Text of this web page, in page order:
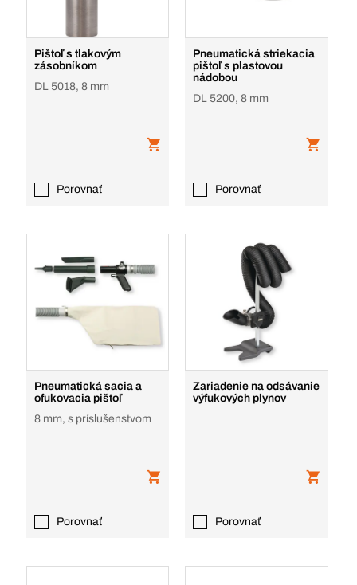
Pištoľ s tlakovým
zásobníkom
DL 5018, 8 mm
Porovnať
Pneumatická striekacia
pištoľ s plastovou
nádobou
DL 5200, 8 mm
Porovnať
Pneumatická sacia a
ofukovacia pištoľ
8 mm, s príslušenstvom
Porovnať
Zariadenie na odsávanie
výfukových plynov
Porovnať